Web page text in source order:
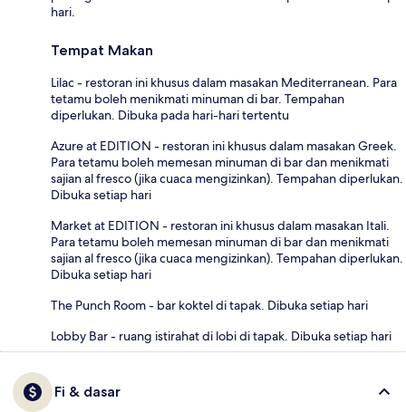
hari.
Tempat Makan
Lilac - restoran ini khusus dalam masakan Mediterranean. Para
tetamu boleh menikmati minuman di bar. Tempahan
diperlukan. Dibuka pada hari-hari tertentu
Azure at EDITION - restoran ini khusus dalam masakan Greek.
Para tetamu boleh memesan minuman di bar dan menikmati
sajian al fresco (jika cuaca mengizinkan). Tempahan diperlukan.
Dibuka setiap hari
Market at EDITION - restoran ini khusus dalam masakan Itali.
Para tetamu boleh memesan minuman di bar dan menikmati
sajian al fresco (jika cuaca mengizinkan). Tempahan diperlukan.
Dibuka setiap hari
The Punch Room - bar koktel di tapak. Dibuka setiap hari
Lobby Bar - ruang istirahat di lobi di tapak. Dibuka setiap hari
Fi & dasar